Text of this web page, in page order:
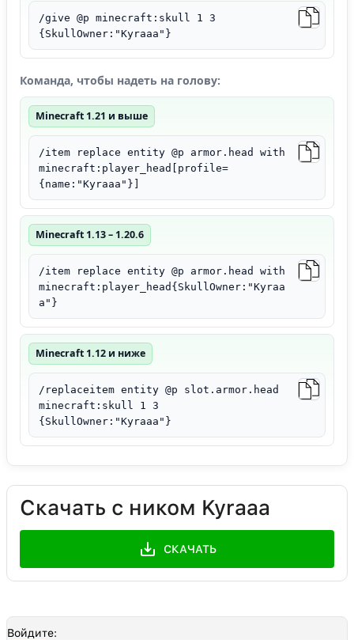
/give @p minecraft:skull 1 3
{SkullOwner:"Kyraaa"}
Команда, чтобы надеть на голову:
Minecraft 1.21 и выше
/item replace entity @p armor.head with
minecraft:player_head[profile=
{name:"Kyraaa"}]
Minecraft 1.13 – 1.20.6
/item replace entity @p armor.head with
minecraft:player_head{SkullOwner:"Kyraa
a"}
Minecraft 1.12 и ниже
/replaceitem entity @p slot.armor.head
minecraft:skull 1 3
{SkullOwner:"Kyraaa"}
Скачать с ником Kyraaa
СКАЧАТЬ
Войдите: